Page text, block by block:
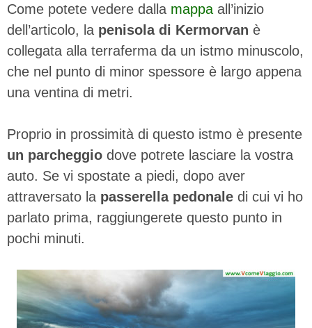
Come potete vedere dalla mappa all’inizio
dell’articolo, la penisola di Kermorvan è
collegata alla terraferma da un istmo minuscolo,
che nel punto di minor spessore è largo appena
una ventina di metri.
Proprio in prossimità di questo istmo è presente
un parcheggio dove potrete lasciare la vostra
auto. Se vi spostate a piedi, dopo aver
attraversato la passerella pedonale di cui vi ho
parlato prima, raggiungerete questo punto in
pochi minuti.